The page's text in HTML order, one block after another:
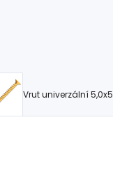
Vrut univerzální